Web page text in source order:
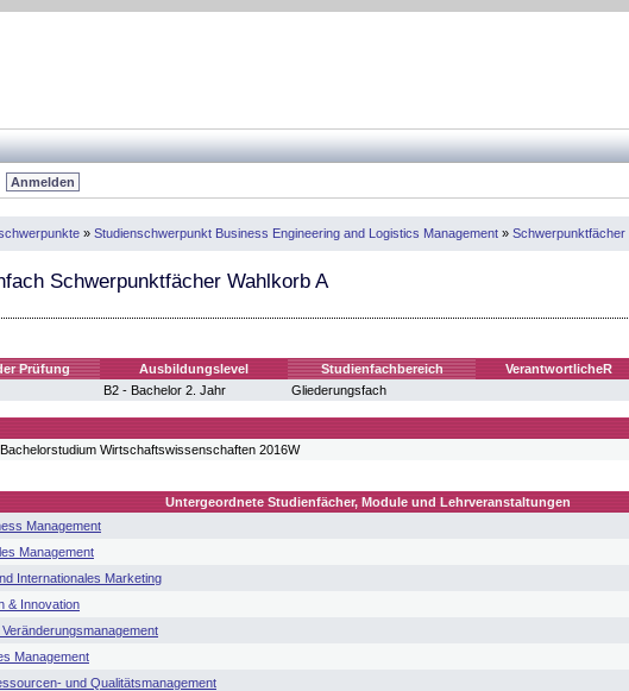
» Studienschwerpunkt Business Engineering and Logistics Management »
Schwerpunktfächer Wahlkorb A
Prüfung Ausbildungslevel Studienfachbereich VerantwortlicheR
B2 - Bachelor 2. Jahr Gliederungsfach
Bachelorstudium Wirtschaftswissenschaften 2016W
Untergeordnete Studienfächer, Module und Lehrveranstaltungen
Management
Management
Internationales Marketing
& Innovation
Management
und Qualitätsmanagement